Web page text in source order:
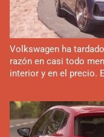
Volkswagen ha
razón en casi todo
interior y en el precio.